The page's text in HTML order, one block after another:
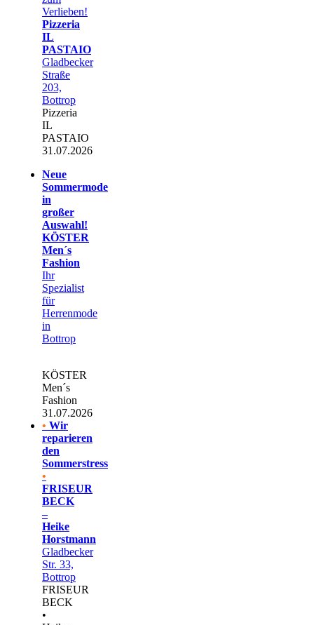
Verlieben!
Pizzeria
IL
PASTAIO
Gladbecker
Straße
203,
Bottrop
Pizzeria
IL
PASTAIO
31.07.2026
Neue
Sommermode
in
großer
Auswahl!
KÖSTER
Men´s
Fashion
Ihr
Spezialist
für
Herrenmode
in
Bottrop
KÖSTER
Men´s
Fashion
31.07.2026
• Wir
reparieren
den
Sommerstress
•
FRISEUR
BECK
–
Heike
Horstmann
Gladbecker
Str. 33,
Bottrop
FRISEUR
BECK
•